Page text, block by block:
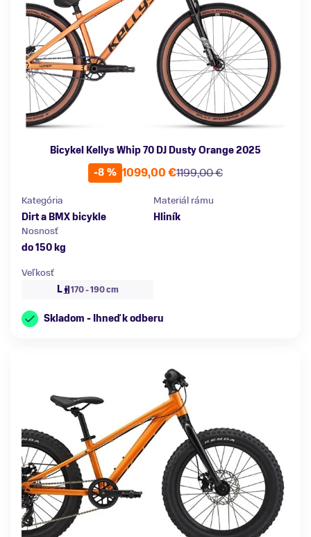
Bicykel Kellys Whip 70 DJ Dusty Orange 2025
-8 %
1199,00 €
1099,00 €
Kategória
Dirt a BMX bicykle
Materiál rámu
Hliník
Nosnosť
do 150 kg
Veľkosť
L
170 - 190 cm
Skladom - Ihneď k odberu